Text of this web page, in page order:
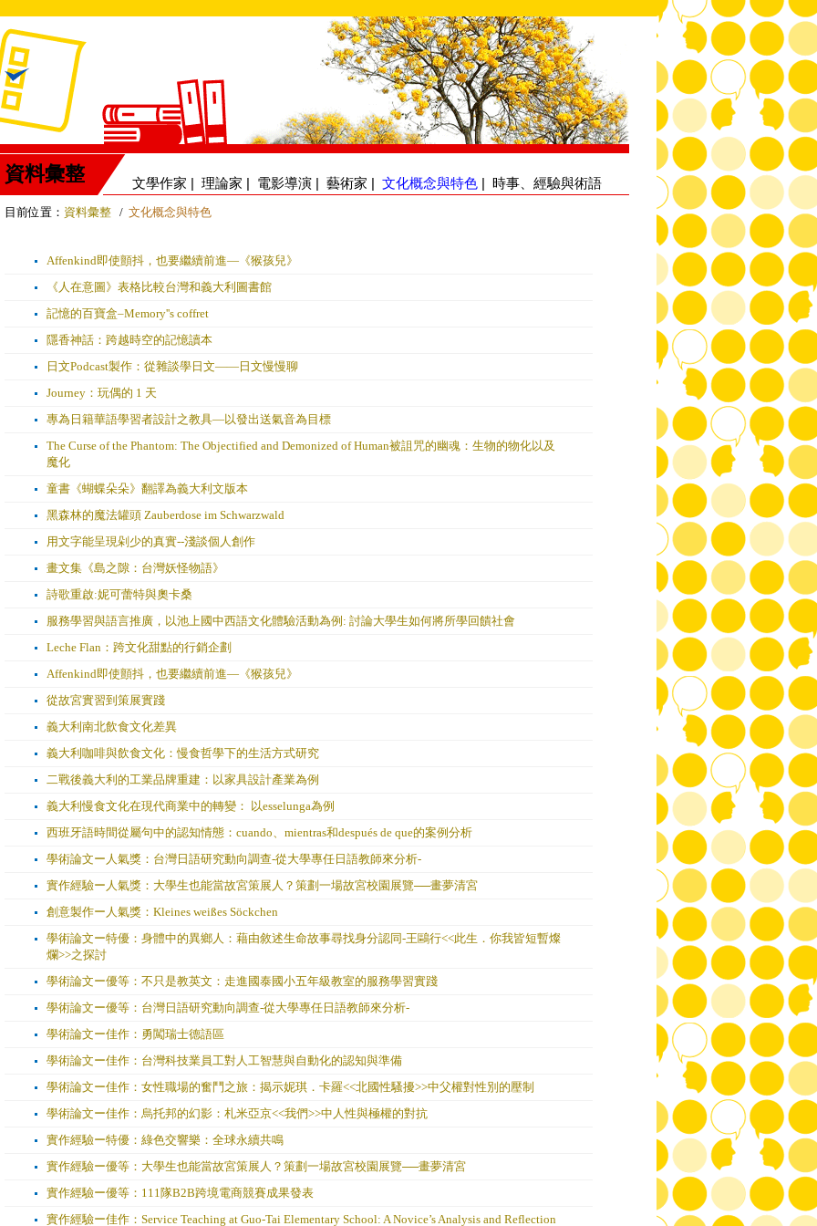
資料彙整 文學作家 | 理論家 | 電影導演 | 藝術家 | 文化概念與特色 | 時事、經驗與術語
目前位置： 資料彙整 / 文化概念與特色
Affenkind即使顫抖，也要繼續前進—《猴孩兒》
《人在意圖》表格比較台灣和義大利圖書館
記憶的百寶盒–Memory''s coffret
隱香神話：跨越時空的記憶讀本
日文Podcast製作：從雜談學日文——日文慢慢聊
Journey：玩偶的 1 天
專為日籍華語學習者設計之教具—以發出送氣音為目標
The Curse of the Phantom: The Objectified and Demonized of Human被詛咒的幽魂：生物的物化以及
魔化
童書《蝴蝶朵朵》翻譯為義大利文版本
黑森林的魔法罐頭 Zauberdose im Schwarzwald
用文字能呈現剁少的真實--淺談個人創作
畫文集《島之隙：台灣妖怪物語》
詩歌重啟:妮可蕾特與奧卡桑
服務學習與語言推廣，以池上國中西語文化體驗活動為例: 討論大學生如何將所學回饋社會
Leche Flan：跨文化甜點的行銷企劃
Affenkind即使顫抖，也要繼續前進—《猴孩兒》
從故宮實習到策展實踐
義大利南北飲食文化差異
義大利咖啡與飲食文化：慢食哲學下的生活方式研究
二戰後義大利的工業品牌重建：以家具設計產業為例
義大利慢食文化在現代商業中的轉變： 以esselunga為例
西班牙語時間從屬句中的認知情態：cuando、mientras和después de que的案例分析
學術論文ー人氣獎：台灣日語研究動向調查-從大學專任日語教師來分析-
實作經驗ー人氣獎：大學生也能當故宮策展人？策劃一場故宮校園展覽──畫夢清宮
創意製作ー人氣獎：Kleines weißes Söckchen
學術論文ー特優：身體中的異鄉人：藉由敘述生命故事尋找身分認同-王鷗行<<此生．你我皆短暫燦
爛>>之探討
學術論文ー優等：不只是教英文：走進國泰國小五年級教室的服務學習實踐
學術論文ー優等：台灣日語研究動向調查-從大學專任日語教師來分析-
學術論文ー佳作：勇闖瑞士德語區
學術論文ー佳作：台灣科技業員工對人工智慧與自動化的認知與準備
學術論文ー佳作：女性職場的奮鬥之旅：揭示妮琪．卡羅<<北國性騷擾>>中父權對性別的壓制
學術論文ー佳作：烏托邦的幻影：札米亞京<<我們>>中人性與極權的對抗
實作經驗ー特優：綠色交響樂：全球永續共鳴
實作經驗ー優等：大學生也能當故宮策展人？策劃一場故宮校園展覽──畫夢清宮
實作經驗ー優等：111隊B2B跨境電商競賽成果發表
實作經驗ー佳作：Service Teaching at Guo-Tai Elementary School: A Novice’s Analysis and Reflection